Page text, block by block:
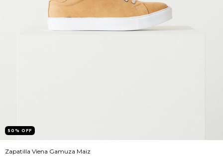
50 % OFF
Zapatilla Viena Gamuza Maiz